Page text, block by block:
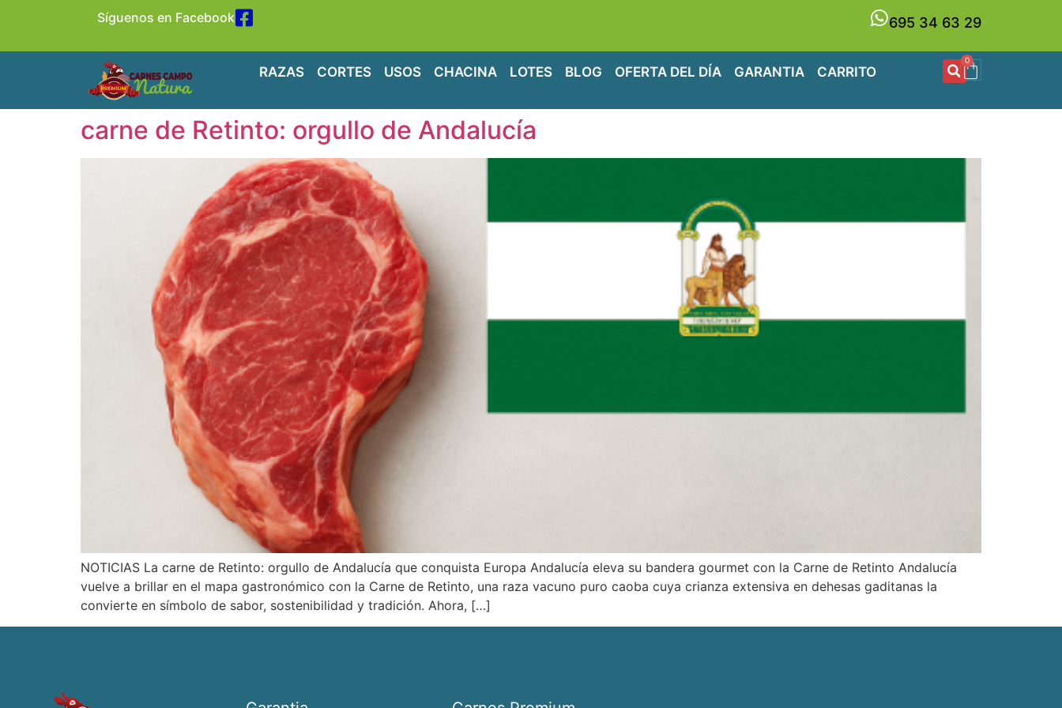
Síguenos en Facebook 695 34 63 29
RAZAS CORTES USOS CHACINA LOTES BLOG OFERTA DEL DÍA GARANTIA CARRITO
0
carne de Retinto: orgullo de Andalucía
NOTICIAS La carne de Retinto: orgullo de Andalucía que conquista Europa Andalucía eleva su bandera gourmet con la Carne de Retinto Andalucía
vuelve a brillar en el mapa gastronómico con la Carne de Retinto, una raza vacuno puro caoba cuya crianza extensiva en dehesas gaditanas la
convierte en símbolo de sabor, sostenibilidad y tradición. Ahora, […]